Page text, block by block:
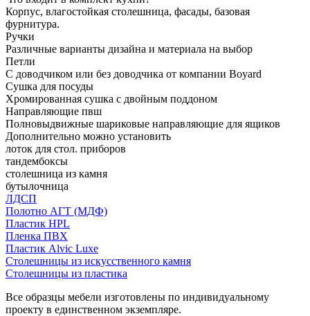
Корпус, влагостойкая столешница, фасады, базовая
фурнитура.
Ручки
Различные варианты дизайна и материала на выбор
Петли
С доводчиком или без доводчика от компании Boyard
Сушка для посуды
Хромированная сушка с двойным поддоном
Направляющие пвш
Полновыдвижные шариковые направляющие для ящиков
Дополнительно можно установить
лоток для стол. приборов
тандембоксы
столешница из камня
бутылочница
ЛДСП
Полотно АГТ (МДФ)
Пластик HPL
Пленка ПВХ
Пластик Alvic Luxe
Столешницы из искусственного камня
Столешницы из пластика
Все образцы мебели изготовлены по индивидуальному
проекту в единственном экземпляре.